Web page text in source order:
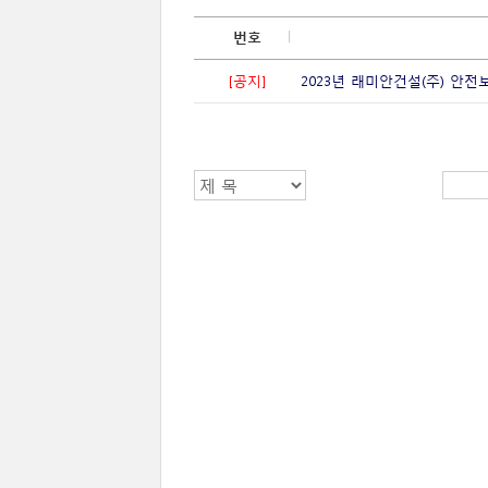
번호
[공지] 2023년 래미안건설(주) 안전